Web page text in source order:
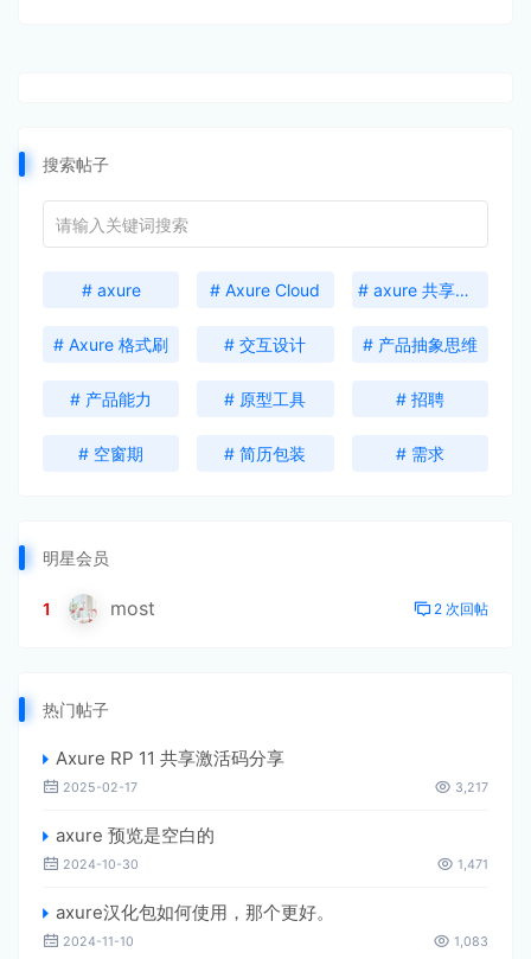
搜索帖子
# axure # Axure Cloud # axure 共享激活码
# Axure 格式刷 # 交互设计 # 产品抽象思维
# 产品能力 # 原型工具 # 招聘
# 空窗期 # 简历包装 # 需求
明星会员
1 most 2 次回帖
热门帖子
Axure RP 11 共享激活码分享
2025-02-17 3,217
axure 预览是空白的
2024-10-30 1,471
axure汉化包如何使用，那个更好。
2024-11-10 1,083